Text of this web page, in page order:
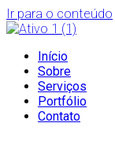
Ir para o conteúdo
Início
Sobre
Serviços
Portfólio
Contato